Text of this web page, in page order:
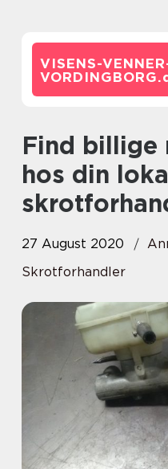
VISENS-
VORDINGBORG.
Find billige reservedele
hos din
27 August 2020
Skrotforhandler